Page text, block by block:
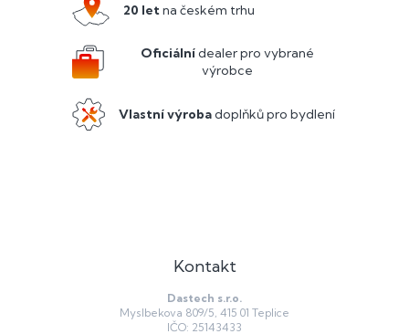
v
y
v
ý
i
20 let na českém trhu
Oficiálnídealer pro vybrané
výrobce
Vlastní výrobadoplňků pro bydlení
Kontakt
Dastech s.r.o.
Myslbekova 809/5, 415 01 Teplice
IČO: 25143433